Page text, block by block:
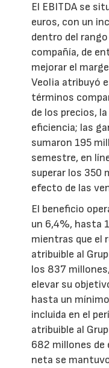
El EBITDA se
euros, con un
dentro del
compañía, de
mejorar el
Veolia atribuyó
términos
de los precios,
eficiencia; las
sumaron 195
semestre, en
superar los 350
efecto de las
El beneficio
un 6,4%, hasta
mientras que el
atribuible al
los 837
elevar su
hasta un
incluida en el
atribuible al
682 millones de
neta se